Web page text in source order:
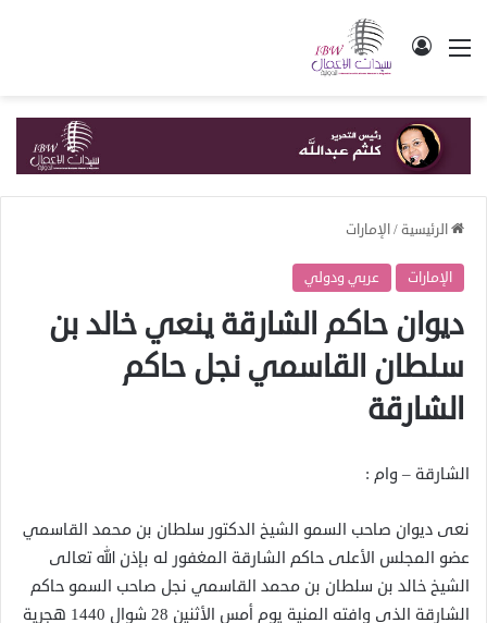
القائمة تسجيل الدخول
الرئيسية/الإمارات
الإمارات عربي ودولي
ديوان حاكم الشارقة ينعي خالد بن
سلطان القاسمي نجل حاكم
الشارقة
الشارقة – وام :
نعى ديوان صاحب السمو الشيخ الدكتور سلطان بن محمد القاسمي
عضو المجلس الأعلى حاكم الشارقة المغفور له بإذن الله تعالى
الشيخ خالد بن سلطان بن محمد القاسمي نجل صاحب السمو حاكم
الشارقة الذي وافته المنية يوم أمس الأثنين 28 شوال 1440 هجرية